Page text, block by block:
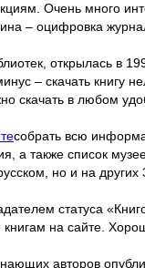
Очень много
– оцифровка
открылась в
– скачать книгу
скачать в любом
собрать всю
а также список
но и на других
статуса
на сайте.
авторов